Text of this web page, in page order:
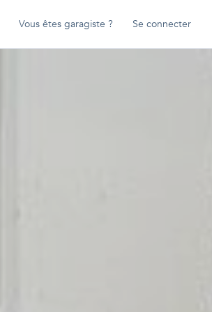
Vous êtes garagiste ? Se connecter